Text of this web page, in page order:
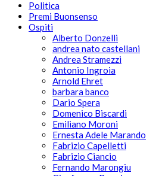
Politica
Premi Buonsenso
Ospiti
Alberto Donzelli
andrea nato castellani
Andrea Stramezzi
Antonio Ingroia
Arnold Ehret
barbara banco
Dario Spera
Domenico Biscardi
Emiliano Moroni
Ernesta Adele Marando
Fabrizio Capelletti
Fabrizio Ciancio
Fernando Marongiu